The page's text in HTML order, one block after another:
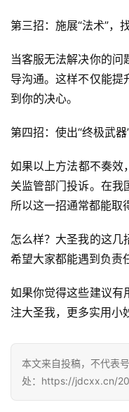
页
号
百
防
诈
识
业
资
流
量
卡
登录
第三招：施展“法术”，
当客服无法解决你的问
导沟通。这样不仅能提
到你的决心。
第四招：使出“终极武
如果以上方法都不奏
关监管部门投诉。在我
所以这一招通常都能取
怎么样？大圣我的这几
希望大家都能遇到负责
如果你觉得这些建议有
注大圣我，更多实用小
本文来自投稿，不代表
处：https://jdcxx.cn/